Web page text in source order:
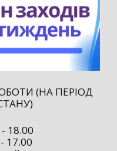
(НА ПЕРІОД
18.00
17.00